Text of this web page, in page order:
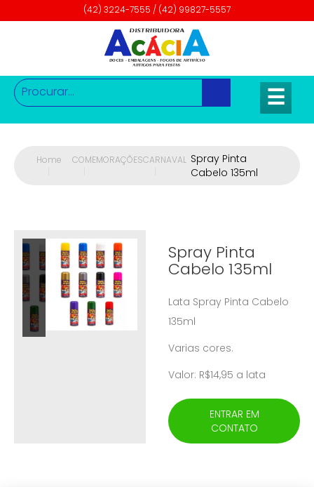
(42) 3224-7555 / (42) 99827-5557
☰
Home
COMEMORAÇÕESCARNAVAL Spray Pinta
Cabelo 135ml
Spray Pinta
Cabelo 135ml
Lata Spray Pinta Cabelo
135ml
Varias cores.
Valor: R$14,95 a lata
ENTRAR EM
CONTATO